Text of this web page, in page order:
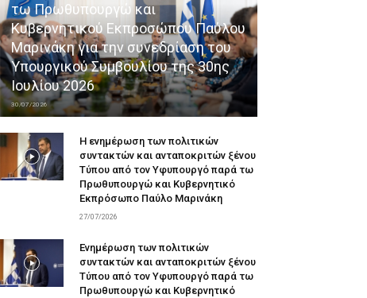
τω Πρωθυπουργώ και
Κυβερνητικού Εκπροσώπου Παύλου
Μαρινάκη για την συνεδρίαση του
Υπουργικού Συμβουλίου της 30ης
Ιουλίου 2026
30/07/2026
Η ενημέρωση των πολιτικών
συντακτών και ανταποκριτών ξένου
Τύπου από τον Υφυπουργό παρά τω
Πρωθυπουργώ και Κυβερνητικό
Εκπρόσωπο Παύλο Μαρινάκη
27/07/2026
Ενημέρωση των πολιτικών
συντακτών και ανταποκριτών ξένου
Τύπου από τον Υφυπουργό παρά τω
Πρωθυπουργώ και Κυβερνητικό